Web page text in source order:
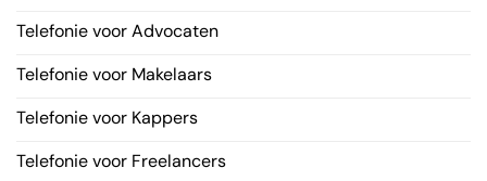
Telefonie voor Advocaten
Telefonie voor Makelaars
Telefonie voor Kappers
Telefonie voor Freelancers